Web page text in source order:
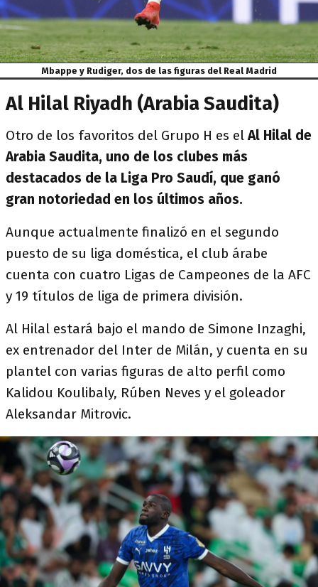
Mbappe y Rudiger, dos de las figuras del Real Madrid
Al Hilal Riyadh (Arabia Saudita)
Otro de los favoritos del Grupo H es elAl Hilal de
Arabia Saudita, uno de los clubes más
destacados de la Liga Pro Saudí, que ganó
gran notoriedad en los últimos años.
Aunque actualmente finalizó en el segundo
puesto de su liga doméstica, el club árabe
cuenta con cuatro Ligas de Campeones de la AFC
y 19 títulos de liga de primera división.
Al Hilal estará bajo el mando de Simone Inzaghi,
ex entrenador del Inter de Milán, y cuenta en su
plantel con varias figuras de alto perfil como
Kalidou Koulibaly, Rúben Neves y el goleador
Aleksandar Mitrovic.